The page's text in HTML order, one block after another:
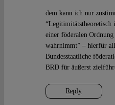
Reply
dem kann ich nur
einer föderalen
wahrnimmt” – hierfür
Bundesstaatliche
BRD für äußerst